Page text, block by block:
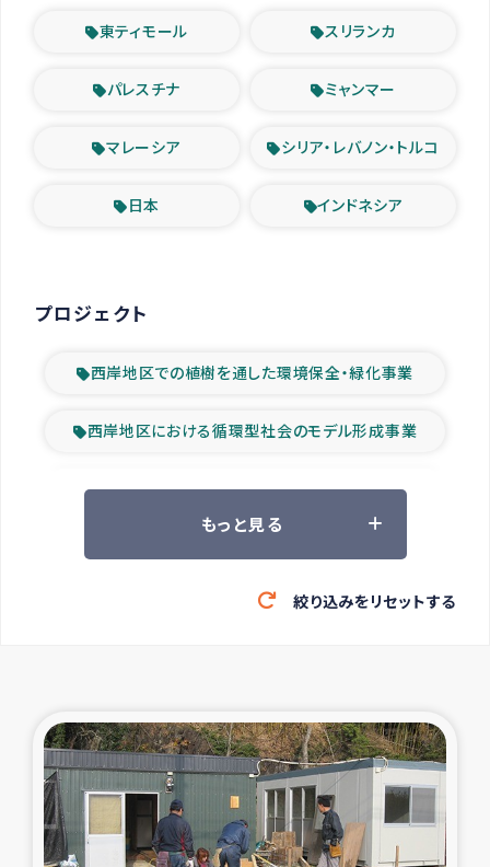
東ティモール スリランカ
パレスチナ ミャンマー
マレーシア シリア・レバノン・トルコ
日本 インドネシア
プロジェクト
西岸地区での植樹を通した環境保全・緑化事業
西岸地区における循環型社会のモデル形成事業
ツアー参加者の声
緊急救援の時代
東ティモール豪雨緊急支援
大雨による洪水被災者支援
カカオ生産者支援事業
もっと見る
絞り込みをリセットする